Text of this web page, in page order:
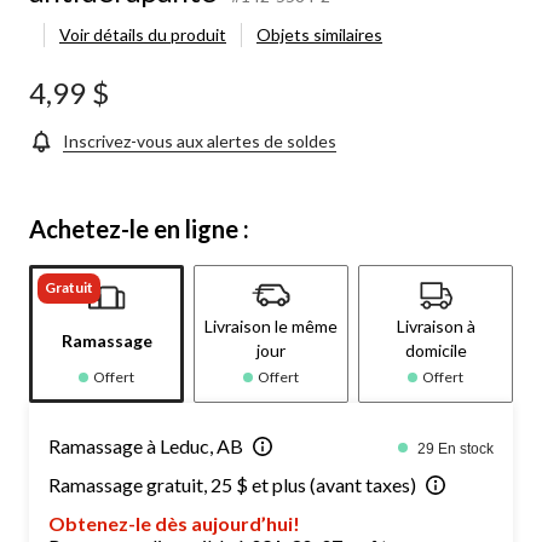
Voir détails du produit
Objets similaires
4,99 $
Inscrivez-vous aux alertes de soldes
Achetez-le en ligne :
Gratuit
Ramassage
Offert
Livraison le même
jour
Offert
Livraison à
domicile
Offert
Ramassage à Leduc, AB 29 En stock
Ramassage gratuit, 25 $ et plus (avant taxes)
Obtenez-le dès aujourd’hui!